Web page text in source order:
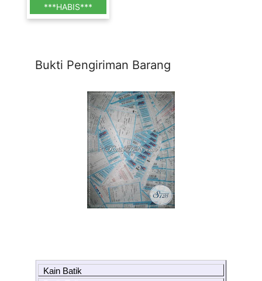
***HABIS***
Bukti Pengiriman Barang
Kain Batik